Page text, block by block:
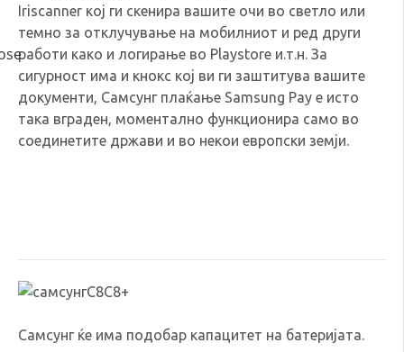
Iriscanner кој ги скенира вашите очи во светло или
темно за отклучување на мобилниот и ред други
работи како и логирање во Playstore и.т.н. За
сигурност има и кнокс кој ви ги заштитува вашите
документи, Самсунг плаќање Samsung Pay е исто
така вграден, моментално функционира само во
соединетите држави и во некои европски земји.
Самсунг ќе има подобар капацитет на батеријата.